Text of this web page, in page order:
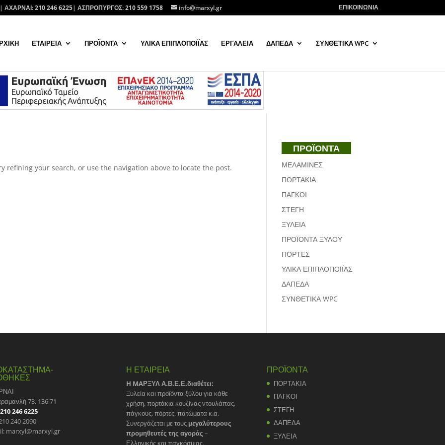
ΑΧΑΡΝΑΙ:210 246 6225| ΑΣΠΡΟΠΥΡΓΟΣ:210 559 1758 info@marxyl.gr ΕΠΙΚΟΙΝΩΝΙΑ
ΕΤΑΙΡΕΙΑ ΠΡΟΪΟΝΤΑ ΥΛΙΚΑ ΕΠΙΠΛΟΠΟΙΪΑΣ ΕΡΓΑΛΕΙΑ ΔΑΠΕΔΑ ΣΥΝΘΕΤΙΚΑ WPC
refining your search, or use the navigation above to locate the post.
ΠΡΟΪΟΝΤΑ
ΜΕΛΑΜΙΝΕΣ
ΠΟΡΤΑΚΙΑ
ΠΑΓΚΟΙ
ΣΤΕΓΗ
ΞΥΛΕΙΑ
ΠΡΟΪΟΝΤΑ ΞΥΛΟΥ
ΠΟΡΤΕΣ
ΥΛΙΚΑ ΕΠΙΠΛΟΠΟΙΪΑΣ
ΔΑΠΕΔΑ
ΣΥΝΘΕΤΙΚΑ WPC
73, 136 71
210 246 6225
240 2090
marxyl@marxyl.gr
Η ΕΤΑΙΡΕΙΑ
H MAΡΞΥΛ Α.Β.Ε.Ε.διαθέτει:
Ξυλεία και προϊόντα ξύλου για κάθε
χρήση, πορτάκια κουζίνας ντουλάπας,
πάγκους, πόρτες, πατώματα κ.α.
Συνεργάζεται με τους μεγαλύτερους
προμηθευτές της αγοράς –
Ελληνικής και παγκόσμιας.
ΠΡΟΪΟΝΤΑ
ΠΟΡΤΑΚΙΑ
ΠΑΓΚΟΙ
ΣΤΕΓΗ
ΔΑΠΕΔΑ
ΞΥΛΕΙΑ